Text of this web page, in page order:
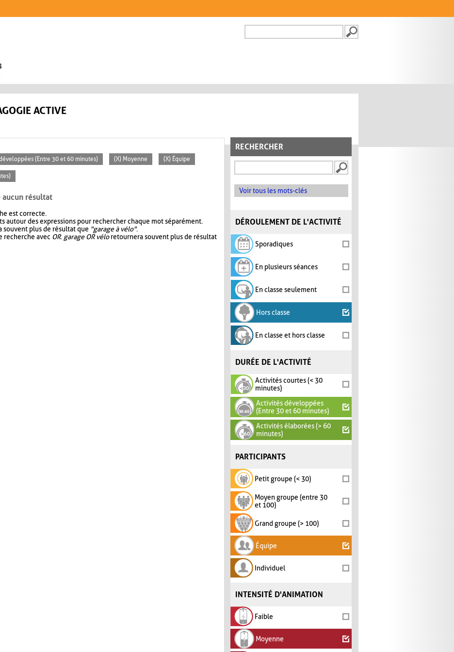
FORMULAIRE DE
ACTIVE
RECHERCHER
Voir tous les mots-clés
DÉROULEMENT DE L'ACTIVITÉ
Sporadiques
En plusieurs séances
En classe seulement
Hors classe
En classe et hors classe
DURÉE DE L'ACTIVITÉ
Activités courtes (< 30
minutes)
Activités développées
(Entre 30 et 60 minutes)
Activités élaborées (> 60
minutes)
PARTICIPANTS
Petit groupe (< 30)
Moyen groupe (entre 30
et 100)
Grand groupe (> 100)
Équipe
Individuel
INTENSITÉ D'ANIMATION
Faible
Moyenne
(Entre 30 et 60 minutes) (X) Moyenne (X) Équipe
aucun résultat
est correcte.
autour des expressions pour rechercher chaque mot séparément.
plus de résultat que "garage à vélo".
recherche avec OR. garage OR véloretournera souvent plus de résultat